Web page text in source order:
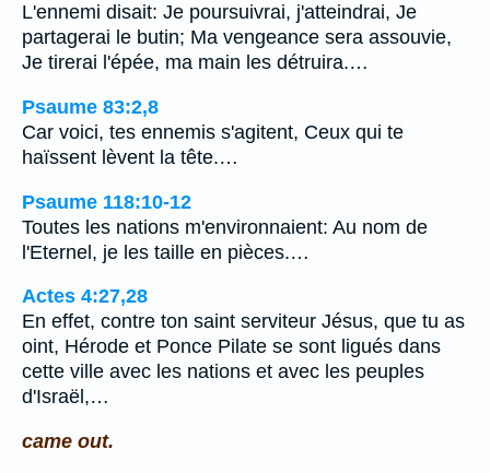
L'ennemi disait: Je poursuivrai, j'atteindrai, Je
partagerai le butin; Ma vengeance sera assouvie,
Je tirerai l'épée, ma main les détruira.…
Psaume 83:2,8
Car voici, tes ennemis s'agitent, Ceux qui te
haïssent lèvent la tête.…
Psaume 118:10-12
Toutes les nations m'environnaient: Au nom de
l'Eternel, je les taille en pièces.…
Actes 4:27,28
En effet, contre ton saint serviteur Jésus, que tu as
oint, Hérode et Ponce Pilate se sont ligués dans
cette ville avec les nations et avec les peuples
d'Israël,…
came out.